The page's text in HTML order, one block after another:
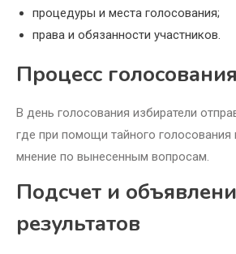
процедуры и места голосования;
права и обязанности участников.
Процесс голосования
В день голосования избиратели
где при помощи тайного
мнение по вынесенным вопросам.
Подсчет и
результатов